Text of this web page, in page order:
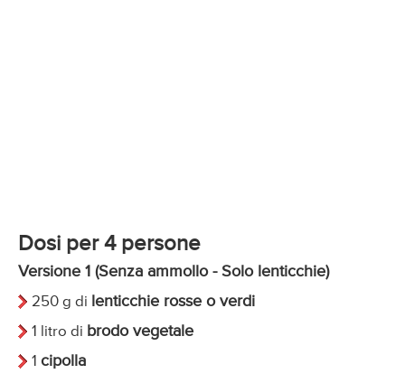
Dosi per 4 persone
Versione 1 (Senza ammollo - Solo lenticchie)
250 g di lenticchie rosse o verdi
1 litro di brodo vegetale
1 cipolla